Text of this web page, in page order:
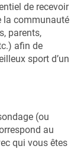
de recevoir
la communauté
parents,
afin de
sport d’un
(ou
au
qui vous êtes